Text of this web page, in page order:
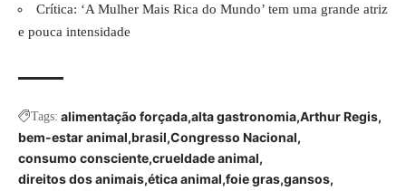
Crítica: ‘A Mulher Mais Rica do Mundo’ tem uma grande atriz
e pouca intensidade
Tags: alimentação forçada alta gastronomia Arthur Regis
bem-estar animal brasil Congresso Nacional
consumo consciente crueldade animal
direitos dos animais ética animal foie gras gansos